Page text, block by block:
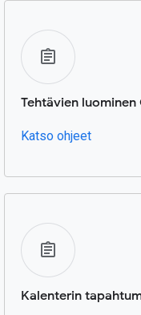
Tehtävien luominen
Katso ohjeet
Kalenterin